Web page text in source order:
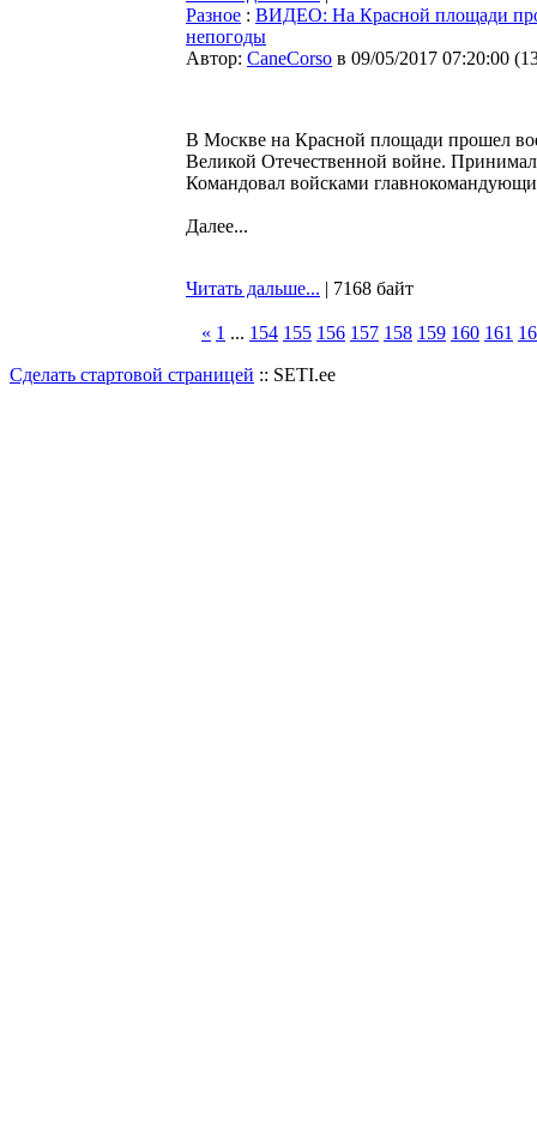
Разное : ВИДЕО: На Красной площади
непогоды
Автор: CaneCorso в 09/05/2017 07:20:00 (
В Москве на Красной площади прошел
Великой Отечественной войне.
Командовал войсками
Далее...
Читать дальше... | 7168 байт
« 1 ... 154 155 156 157 158 159 160 161
Сделать стартовой страницей :: SETI.ee